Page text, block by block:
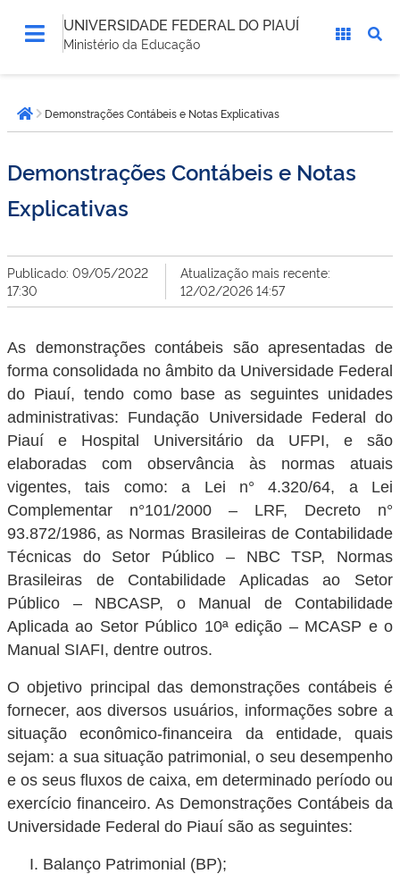
UNIVERSIDADE FEDERAL DO PIAUÍ
Ministério da Educação
está
aqui:Página inicial
Demonstrações Contábeis e Notas Explicativas
Demonstrações Contábeis e Notas
Explicativas
Publicado: 09/05/2022
17:30
Atualização mais recente:
12/02/2026 14:57
As demonstrações contábeis são apresentadas de
forma consolidada no âmbito da Universidade Federal
do Piauí, tendo como base as seguintes unidades
administrativas: Fundação Universidade Federal do
Piauí e Hospital Universitário da UFPI, e são
elaboradas com observância às normas atuais
vigentes, tais como: a Lei n° 4.320/64, a Lei
Complementar n°101/2000 – LRF, Decreto n°
93.872/1986, as Normas Brasileiras de Contabilidade
Técnicas do Setor Público – NBC TSP, Normas
Brasileiras de Contabilidade Aplicadas ao Setor
Público – NBCASP, o Manual de Contabilidade
Aplicada ao Setor Público 10ª edição – MCASP e o
Manual SIAFI, dentre outros.
O objetivo principal das demonstrações contábeis é
fornecer, aos diversos usuários, informações sobre a
situação econômico-financeira da entidade, quais
sejam: a sua situação patrimonial, o seu desempenho
e os seus fluxos de caixa, em determinado período ou
exercício financeiro. As Demonstrações Contábeis da
Universidade Federal do Piauí são as seguintes:
Balanço Patrimonial (BP);